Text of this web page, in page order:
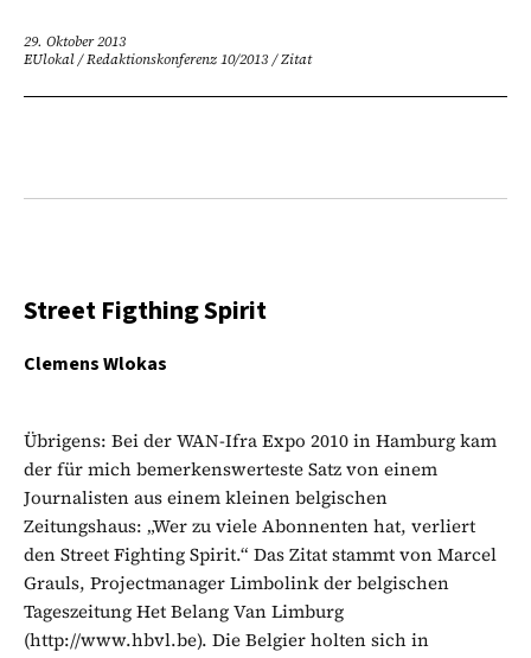
29. Oktober 2013
EUlokal/Redaktionskonferenz 10/2013 /Zitat
Street Figthing Spirit
Clemens Wlokas
Übrigens: Bei der WAN-Ifra Expo 2010 in Hamburg kam
der für mich bemerkenswerteste Satz von einem
Journalisten aus einem kleinen belgischen
Zeitungshaus: „Wer zu viele Abonnenten hat, verliert
den Street Fighting Spirit.“ Das Zitat stammt von Marcel
Grauls, Projectmanager Limbolink der belgischen
Tageszeitung Het Belang Van Limburg
(http://www.hbvl.be). Die Belgier holten sich in